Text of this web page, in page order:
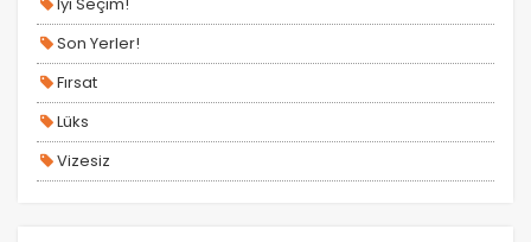
Son Yerler!
Fırsat
Lüks
Vizesiz